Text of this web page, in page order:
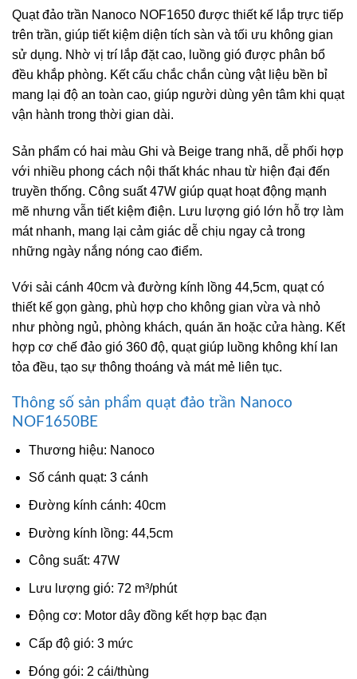
Quạt đảo trần Nanoco NOF1650 được thiết kế lắp trực tiếp
trên trần, giúp tiết kiệm diện tích sàn và tối ưu không gian
sử dụng. Nhờ vị trí lắp đặt cao, luồng gió được phân bổ
đều khắp phòng. Kết cấu chắc chắn cùng vật liệu bền bỉ
mang lại độ an toàn cao, giúp người dùng yên tâm khi quạt
vận hành trong thời gian dài.
Sản phẩm có hai màu Ghi và Beige trang nhã, dễ phối hợp
với nhiều phong cách nội thất khác nhau từ hiện đại đến
truyền thống. Công suất 47W giúp quạt hoạt động mạnh
mẽ nhưng vẫn tiết kiệm điện. Lưu lượng gió lớn hỗ trợ làm
mát nhanh, mang lại cảm giác dễ chịu ngay cả trong
những ngày nắng nóng cao điểm.
Với sải cánh 40cm và đường kính lồng 44,5cm, quạt có
thiết kế gọn gàng, phù hợp cho không gian vừa và nhỏ
như phòng ngủ, phòng khách, quán ăn hoặc cửa hàng. Kết
hợp cơ chế đảo gió 360 độ, quạt giúp luồng không khí lan
tỏa đều, tạo sự thông thoáng và mát mẻ liên tục.
Thông số sản phẩm quạt đảo trần Nanoco
NOF1650BE
Thương hiệu: Nanoco
Số cánh quạt: 3 cánh
Đường kính cánh: 40cm
Đường kính lồng: 44,5cm
Công suất: 47W
Lưu lượng gió: 72 m³/phút
Động cơ: Motor dây đồng kết hợp bạc đạn
Cấp độ gió: 3 mức
Đóng gói: 2 cái/thùng